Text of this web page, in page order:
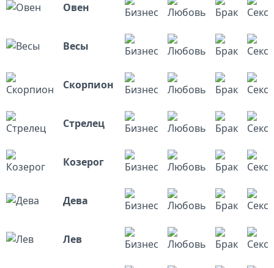
Овен
Весы
Скорпион
Стрелец
Козерог
Дева
Лев